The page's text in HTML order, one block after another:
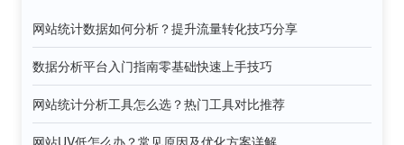
网站统计数据如何分析？提升流量转化技巧分享
数据分析平台入门指南零基础快速上手技巧
网站统计分析工具怎么选？热门工具对比推荐
网站UV低怎么办？常见原因及优化方案详解